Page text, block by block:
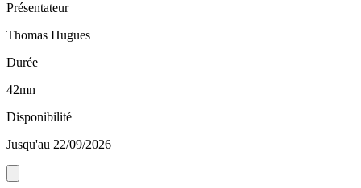
Présentateur
Thomas Hugues
Durée
42mn
Disponibilité
Jusqu'au 22/09/2026